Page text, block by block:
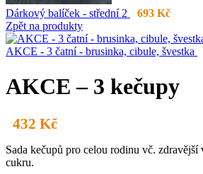
Dárkový balíček - střední 2 693 Kč
Zpět na produkty
AKCE - 3 čatní - brusinka, cibule, švestka
AKCE – 3 kečupy
432 Kč
Sada kečupů pro celou rodinu vč. zdravější
cukru.